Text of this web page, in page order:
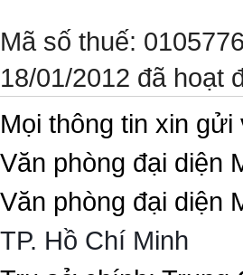
Mã số thuế:
18/01/2012 đã hoạt
Mọi thông tin xin
Văn phòng đại diện
Văn phòng đại diện
TP. Hồ Chí Minh